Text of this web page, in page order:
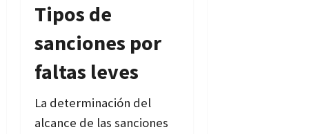
Tipos de
sanciones por
faltas leves
La determinación del
alcance de las sanciones